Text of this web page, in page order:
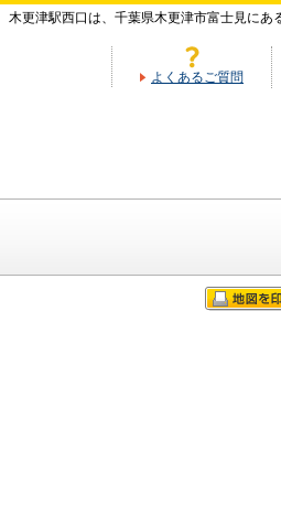
木更津駅西口は、千葉県木更津市富士見にあ
よくあるご質問